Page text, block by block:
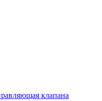
клапана